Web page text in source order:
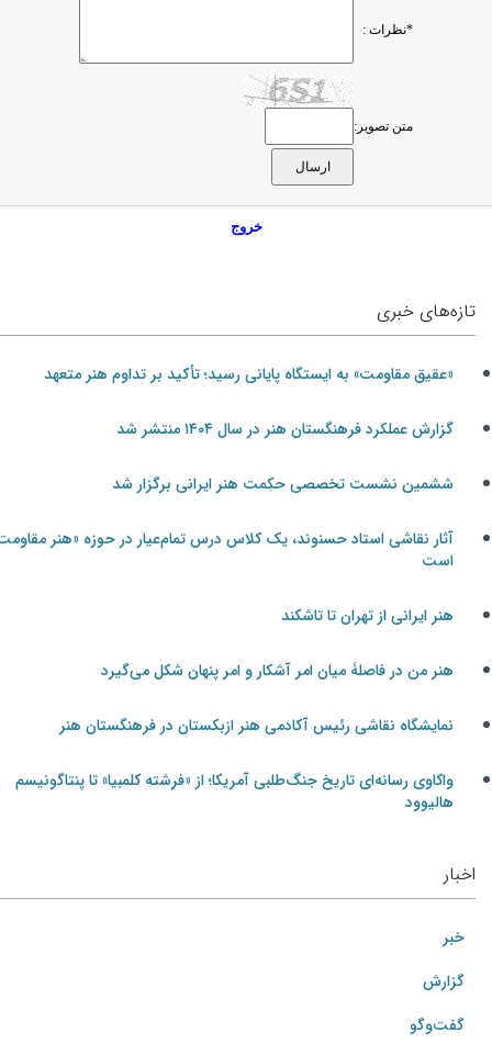
*نظرات :
متن تصویر:
خروج
تازه‌های خبری
«عقیق مقاومت» به ایستگاه پایانی رسید؛ تأکید بر تداوم هنر متعهد
گزارش عملکرد فرهنگستان هنر در سال ۱۴۰۴ منتشر شد
ششمین نشست تخصصی حکمت هنر ایرانی برگزار شد
آثار نقاشی استاد حسنوند، یک کلاس درس تمام‌عیار در حوزه «هنر مقاومت»
است
هنر ایرانی از تهران تا تاشکند
هنر من در فاصلۀ میان امر آشکار و امر پنهان شکل می‌گیرد
نمایشگاه نقاشی رئیس آکادمی هنر ازبکستان در فرهنگستان هنر
واکاوی رسانه‌ای تاریخ جنگ‌طلبی آمریکا؛ از «فرشته کلمبیا» تا پنتاگونیسم
هالیوود
اخبار
خبر
گزارش
گفت‌وگو